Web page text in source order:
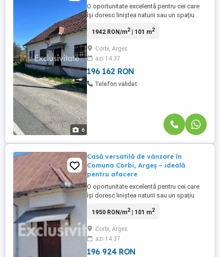
6
O oportunitate excelentă pentru cei care
își doresc liniștea naturii sau un spațiu
comerciale! Situată în satul Corbișori,
farmecul zonei rurale cu potențialul unei
investiții inteligente. Zona este apreciată
pentru ...
1942 RON/m2| 101 m2
Corbi, Arges
azi 14:37
196 162 RON
Telefon validat
Casă versatilă de vânzare în
Comuna Corbi, Argeș – ideală
pentru afacere
O oportunitate excelentă pentru cei care
își doresc liniștea naturii sau un spațiu
comerciale! Situată în satul Corbișori,
farmecul zonei rurale cu potențialul unei
investiții inteligente. Zona este apreciată
pentru ...
1950 RON/m2| 101 m2
Corbi, Arges
azi 14:37
196 924 RON